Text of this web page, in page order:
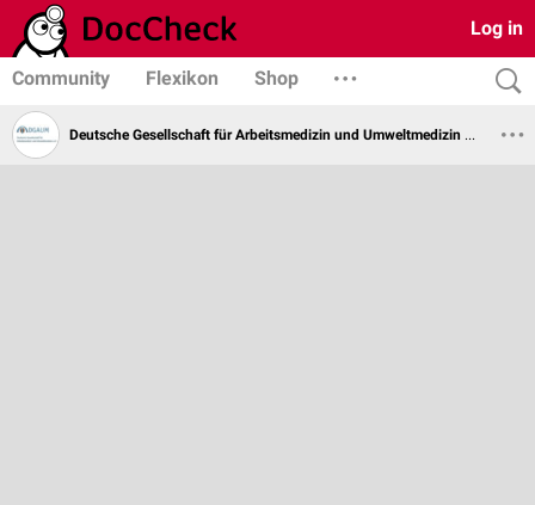
Log in
Community Flexikon Shop
Deutsche Gesellschaft für Arbeitsmedizin und Umweltmedizin e.V.